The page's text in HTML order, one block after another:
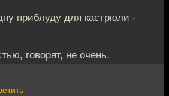
приблуду для кастрюли -
говорят, не очень.